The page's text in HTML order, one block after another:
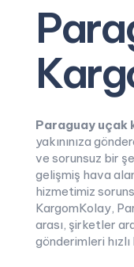
Paraguay uçak
yakınınıza
ve sorunsuz bir
gelişmiş hava
hizmetimiz
KargomKolay,
arası, şirketler
gönderimleri